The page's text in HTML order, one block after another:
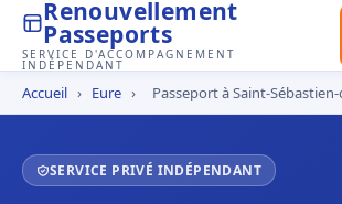
Renouvellement
Passeports
SERVICE D'ACCOMPAGNEMENT
INDÉPENDANT
Accueil › Eure › Passeport à Saint-
SERVICE PRIVÉ INDÉPENDANT